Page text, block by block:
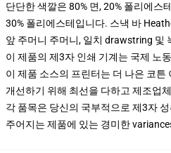
단단한 색깔은 80% 면, 20% 폴리에스
30% 폴리에스테입니다. 스낵 바
앞 주머니 주머니, 일치 drawstring 및
이 제품의 제3자 인쇄 기계는 국제 노
이 제품 소스의 프린터는 더 나은 코
개선하기 위해 최선을 다하고 제조업
각 품목은 당신의 국부적으로 제3자
주어지는 제품에 있는 경미한